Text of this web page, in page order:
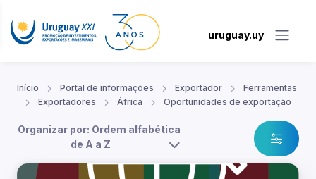
uruguay.uy
Início Portal de informações Exportador
Ferramentas
Exportadores
África Oportunidades de exportação
Organizar por: Ordem alfabética
de A a Z